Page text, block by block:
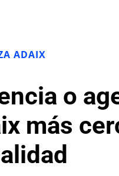
ADAIX
o
más